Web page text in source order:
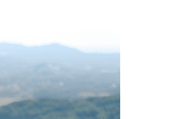
健康/美容
防災関連